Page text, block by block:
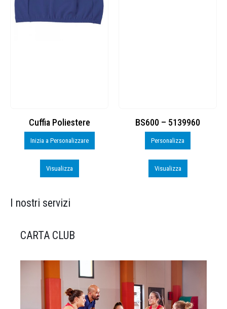
Cuffia Poliestere
Inizia a Personalizzare
Visualizza
BS600 – 5139960
Personalizza
Visualizza
I nostri servizi
CARTA CLUB